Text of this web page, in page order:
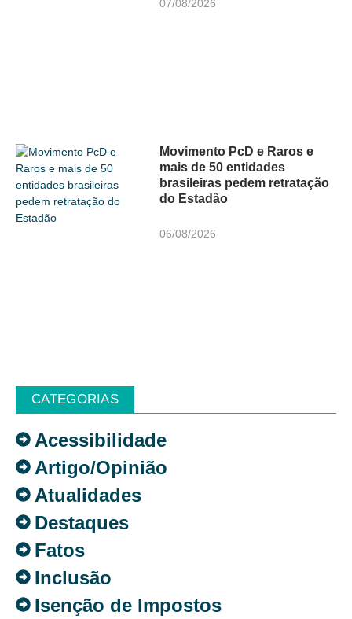
07/08/2026
Movimento PcD e Raros e
mais de 50 entidades
brasileiras pedem retratação
do Estadão
06/08/2026
CATEGORIAS
Acessibilidade
Artigo/Opinião
Atualidades
Destaques
Fatos
Inclusão
Isenção de Impostos